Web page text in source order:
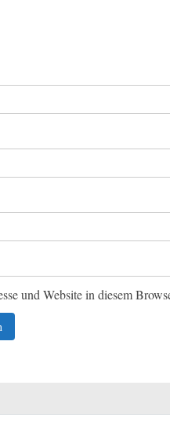
und Website in diesem